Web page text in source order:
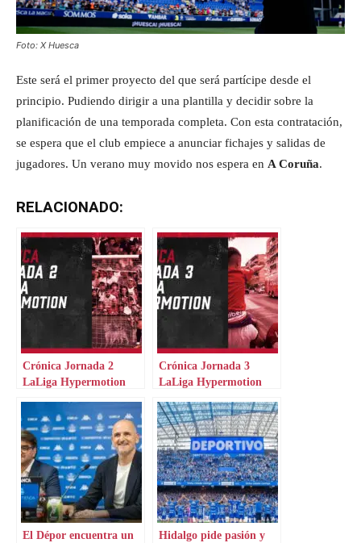
Foto: X Huesca
Este será el primer proyecto del que será partícipe desde el
principio. Pudiendo dirigir a una plantilla y decidir sobre la
planificación de una temporada completa. Con esta contratación,
se espera que el club empiece a anunciar fichajes y salidas de
jugadores. Un verano muy movido nos espera en A Coruña.
RELACIONADO:
Crónica Jornada 2
LaLiga Hypermotion
Crónica Jornada 3
LaLiga Hypermotion
El Dépor encuentra un
Hidalgo pide pasión y